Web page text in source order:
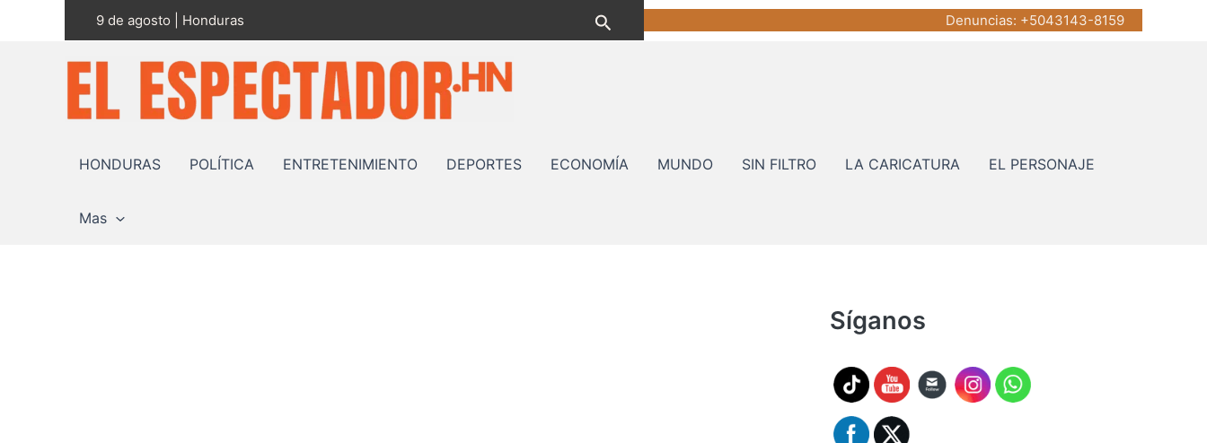
9 de agosto | Honduras Buscar Denuncias: +5043143-8159
HONDURAS POLÍTICA ENTRETENIMIENTO DEPORTES ECONOMÍA MUNDO SIN FILTRO LA CARICATURA EL PERSONAJE
Mas
Síganos